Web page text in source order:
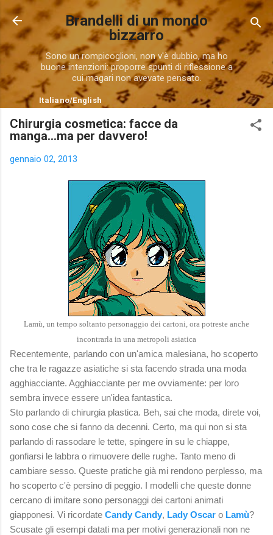
Passa ai contenuti principali
Brandelli di un mondo
bizzarro
Sono un rompicoglioni, non v'è dubbio, ma ho
buone intenzioni: proporre spunti di riflessione a
cui magari non avevate pensato.
Italiano/English
Chirurgia cosmetica: facce da
manga...ma per davvero!
gennaio 02, 2013
Lamù , un tempo soltanto personaggio dei cartoni, ora potreste anche
incontrarla in una metropoli asiatica
Recentemente, parlando con un'amica malesiana, ho scoperto
che tra le ragazze asiatiche si sta facendo strada una moda
agghiacciante. Agghiacciante per me ovviamente: per loro
sembra invece essere un'idea fantastica.
Sto parlando di chirurgia plastica. Beh, sai che moda, direte voi,
sono cose che si fanno da decenni. Certo, ma qui non si sta
parlando di rassodare le tette, spingere in su le chiappe,
gonfiarsi le labbra o rimuovere delle rughe. Tanto meno di
cambiare sesso. Queste pratiche già mi rendono perplesso, ma
ho scoperto c'è persino di peggio. I modelli che queste donne
cercano di imitare sono personaggi dei cartoni animati
giapponesi. Vi ricordate Candy Candy, Lady Oscar o Lamù?
Scusate gli esempi datati ma per motivi generazionali non ne